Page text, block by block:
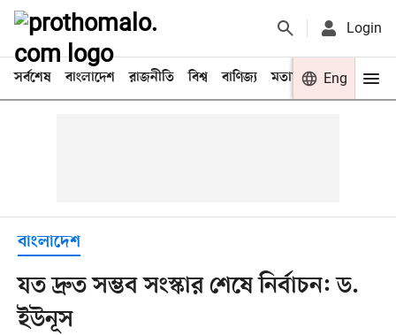
Login
সর্বশেষ বাংলাদেশ রাজনীতি বিশ্ব বাণিজ্য মতামত খেলা
Eng
বাংলাদেশ
যত দ্রুত সম্ভব সংস্কার শেষে নির্বাচন: ড.
ইউনূস